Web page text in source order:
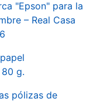
"Epson" para la
– Real Casa
g.
pólizas de